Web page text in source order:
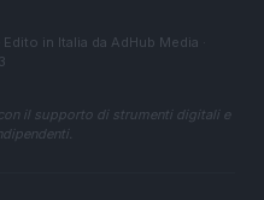
in Italia da AdHub Media
il supporto di strumenti digitali e